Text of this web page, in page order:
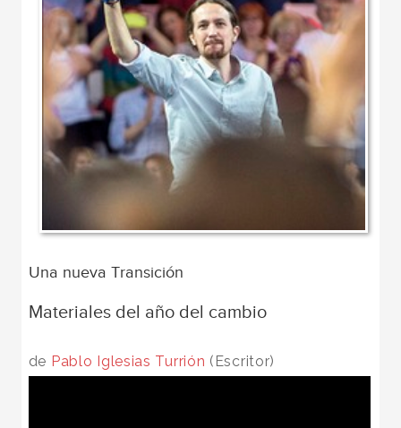
Una nueva Transición
Materiales del año del cambio
de Pablo Iglesias Turrión (Escritor)